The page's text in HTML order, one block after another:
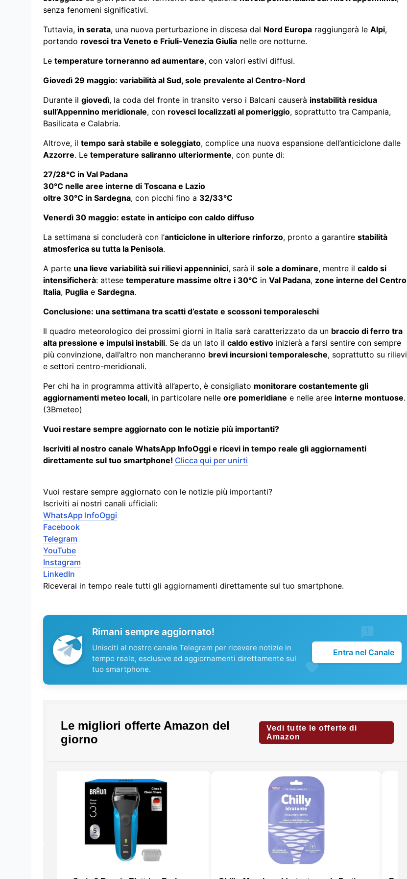
senza fenomeni significativi.
Tuttavia, in serata, una nuova perturbazione in discesa dal Nord Europa raggiungerà le Alpi,
portando rovesci tra Veneto e Friuli-Venezia Giulia nelle ore notturne.
Le temperature torneranno ad aumentare, con valori estivi diffusi.
Giovedì 29 maggio: variabilità al Sud, sole prevalente al Centro-Nord
Durante il giovedì, la coda del fronte in transito verso i Balcani causerà instabilità residua
sull’Appennino meridionale, con rovesci localizzati al pomeriggio, soprattutto tra Campania,
Basilicata e Calabria.
Altrove, il tempo sarà stabile e soleggiato, complice una nuova espansione dell’anticiclone dalle
Azzorre. Le temperature saliranno ulteriormente, con punte di:
27/28°C in Val Padana
30°C nelle aree interne di Toscana e Lazio
oltre 30°C in Sardegna, con picchi fino a 32/33°C
Venerdì 30 maggio: estate in anticipo con caldo diffuso
La settimana si concluderà con l’anticiclone in ulteriore rinforzo, pronto a garantire stabilità
atmosferica su tutta la Penisola.
A parte una lieve variabilità sui rilievi appenninici, sarà il sole a dominare, mentre il caldo si
intensificherà: attese temperature massime oltre i 30°C in Val Padana, zone interne del Centro
Italia, Puglia e Sardegna.
Conclusione: una settimana tra scatti d’estate e scossoni temporaleschi
Il quadro meteorologico dei prossimi giorni in Italia sarà caratterizzato da un braccio di ferro tra
alta pressione e impulsi instabili. Se da un lato il caldo estivo inizierà a farsi sentire con sempre
più convinzione, dall’altro non mancheranno brevi incursioni temporalesche, soprattutto su rilievi
e settori centro-meridionali.
Per chi ha in programma attività all’aperto, è consigliato monitorare costantemente gli
aggiornamenti meteo locali, in particolare nelle ore pomeridiane e nelle aree interne montuose.
(3Bmeteo)
Vuoi restare sempre aggiornato con le notizie più importanti?
Iscriviti al nostro canale WhatsApp InfoOggi e ricevi in tempo reale gli aggiornamenti
direttamente sul tuo smartphone! Clicca qui per unirti
Vuoi restare sempre aggiornato con le notizie più importanti?
Iscriviti ai nostri canali ufficiali:
WhatsApp InfoOggi
Facebook
Telegram
YouTube
Instagram
LinkedIn
Riceverai in tempo reale tutti gli aggiornamenti direttamente sul tuo smartphone.
Rimani sempre aggiornato!
Unisciti al nostro canale Telegram per ricevere notizie in
tempo reale, esclusive ed aggiornamenti direttamente sul
tuo smartphone.
Entra nel Canale